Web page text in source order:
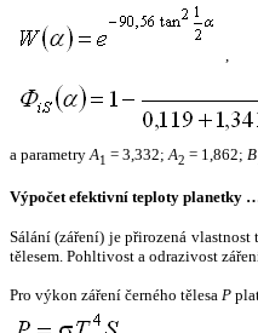
,
a parametryA1 = 3,332;A2 = 1,862; B
Výpočet efektivní teploty planetky
Sálání (záření) je přirozená
tělesem. Pohltivost a odrazivost
Pro výkon záření černého tělesa P